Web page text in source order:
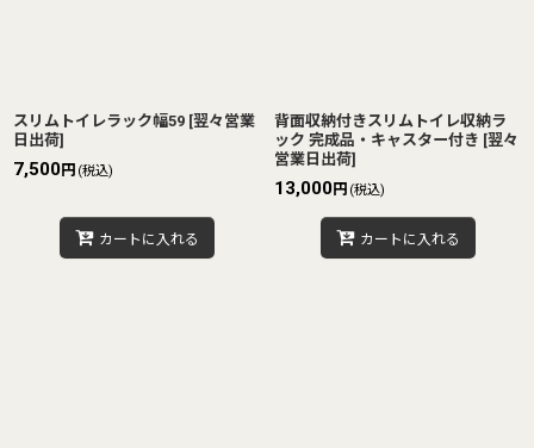
スリムトイレラック幅59 [翌々営業
日出荷]
7,500円 (税込)
カートに入れる
背面収納付きスリムトイレ収納ラ
ック 完成品・キャスター付き [翌々
営業日出荷]
13,000円 (税込)
カートに入れる